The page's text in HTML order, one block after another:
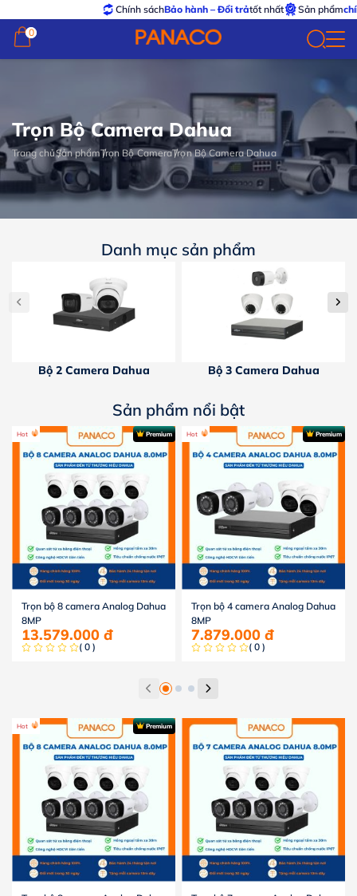
Chính sáchBảo hành – Đổi trảtốt nhất Sản phẩmchính
0
0
Trọn Bộ Camera Dahua
Trang chủSản phẩmTrọn Bộ CameraTrọn Bộ Camera Dahua
Danh mục sản phẩm
Bộ 2 Camera Dahua Bộ 3 Camera Dahua
Sản phẩm nổi bật
Hot Premium
Trọn bộ 8 camera Analog Dahua
8MP
13.579.000 đ
( 0 )
Hot Premium
Trọn bộ 4 camera Analog Dahua
8MP
7.879.000 đ
( 0 )
Hot Premium